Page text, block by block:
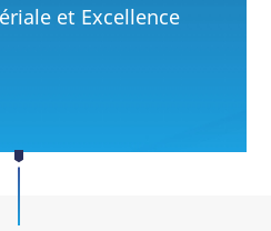
et Excellence